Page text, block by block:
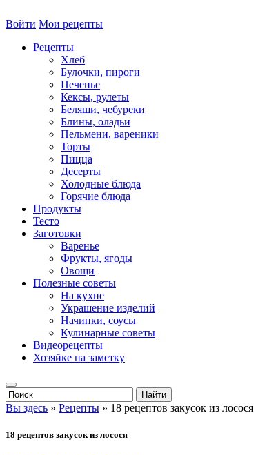
Войти Мои рецепты
Рецепты
Хлеб
Булочки, пироги
Печенье
Кексы, рулеты
Беляши, чебуреки
Блины, оладьи
Пельмени, вареники
Торты
Пицца
Десерты
Холодные блюда
Горячие блюда
Продукты
Тесто
Заготовки
Варенье
Фрукты, ягоды
Овощи
Полезные советы
На кухне
Украшение изделий
Начинки, соусы
Кулинарные советы
Видеорецепты
Хозяйке на заметку
Вы здесь » Рецепты » 18 рецептов закусок из лосося
18 рецептов закусок из лосося